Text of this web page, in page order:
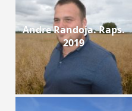
Andre Randoja. Raps.
2019